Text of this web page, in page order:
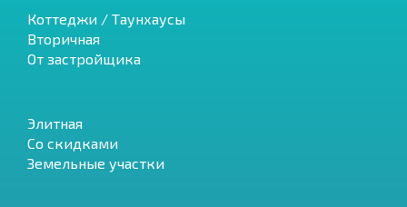
Коттеджи / Таунхаусы
Вторичная
От застройщика
Элитная
Со скидками
Земельные участки